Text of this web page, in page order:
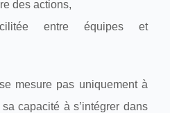
des actions,
entre équipes et
mesure pas uniquement à
capacité à s’intégrer dans